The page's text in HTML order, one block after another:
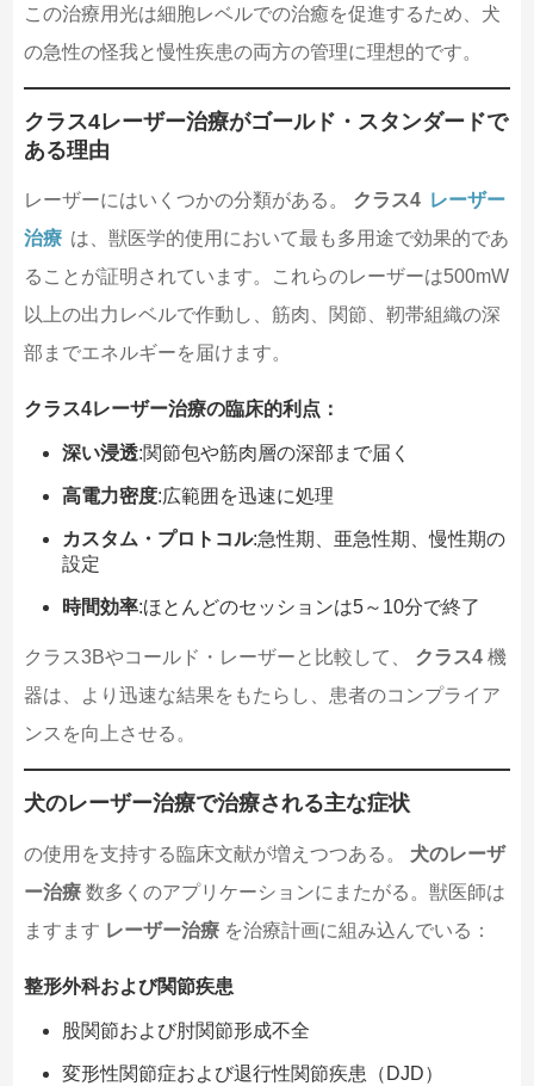
この治療用光は細胞レベルでの治癒を促進するため、犬
の急性の怪我と慢性疾患の両方の管理に理想的です。
クラス4レーザー治療がゴールド・スタンダードで
ある理由
レーザーにはいくつかの分類がある。 クラス4 レーザー
治療 は、獣医学的使用において最も多用途で効果的であ
ることが証明されています。これらのレーザーは500mW
以上の出力レベルで作動し、筋肉、関節、靭帯組織の深
部までエネルギーを届けます。
クラス4レーザー治療の臨床的利点：
深い浸透:関節包や筋肉層の深部まで届く
高電力密度:広範囲を迅速に処理
カスタム・プロトコル:急性期、亜急性期、慢性期の
設定
時間効率:ほとんどのセッションは5～10分で終了
クラス3Bやコールド・レーザーと比較して、 クラス4機
器は、より迅速な結果をもたらし、患者のコンプライア
ンスを向上させる。
犬のレーザー治療で治療される主な症状
の使用を支持する臨床文献が増えつつある。 犬のレーザ
ー治療数多くのアプリケーションにまたがる。獣医師は
ますます レーザー治療を治療計画に組み込んでいる：
整形外科および関節疾患
股関節および肘関節形成不全
変形性関節症および退行性関節疾患（DJD）